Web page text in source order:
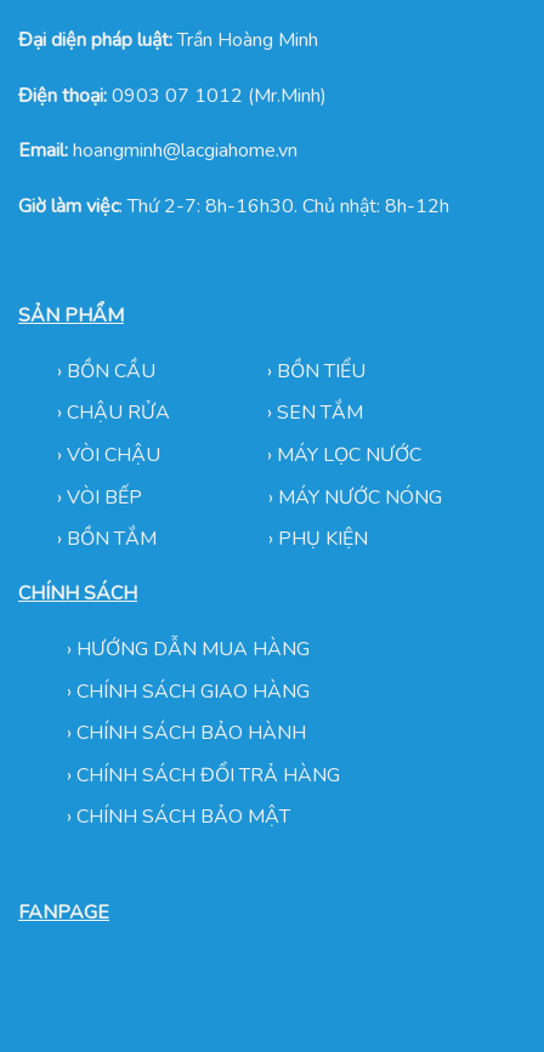
Đại diện pháp luật:Trần Hoàng Minh
Điện thoại:0903 07 1012 (Mr.Minh)
Email:hoangminh@lacgiahome.vn
Giờ làm việc: Thứ 2-7: 8h-16h30. Chủ nhật: 8h-12h
SẢN PHẨM
› BỒN CẦU › BỒN TIỂU
›CHẬU RỬA
› SEN TẮM
›VÒI CHẬU › MÁY LỌC NƯỚC
› VÒI BẾP
› MÁY NƯỚC NÓNG
› BỒN TẮM
› PHỤ KIỆN
CHÍNH SÁCH
› HƯỚNG DẪN MUA HÀNG
›CHÍNH SÁCH GIAO HÀNG
›CHÍNH SÁCH BẢO HÀNH
›CHÍNH SÁCH ĐỔI TRẢ HÀNG
›CHÍNH SÁCH BẢO MẬT
FANPAGE